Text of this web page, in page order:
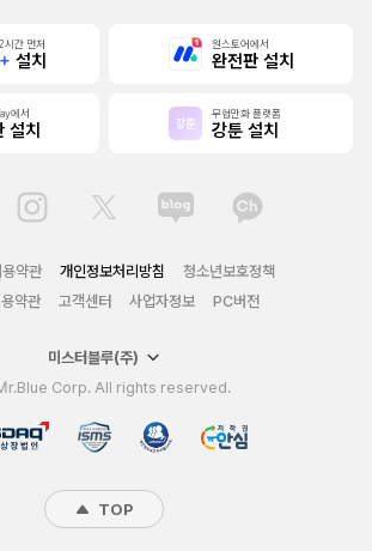
시간 먼저
설치
원스토어에서
완전판 설치
에서
설치
무협만화 플랫폼
강툰 설치
용약관 개인정보처리방침
청소년보호정책
약관
고객센터 사업자정보 PC버전
미스터블루(주)
Corp. All rights reserved.
TOP